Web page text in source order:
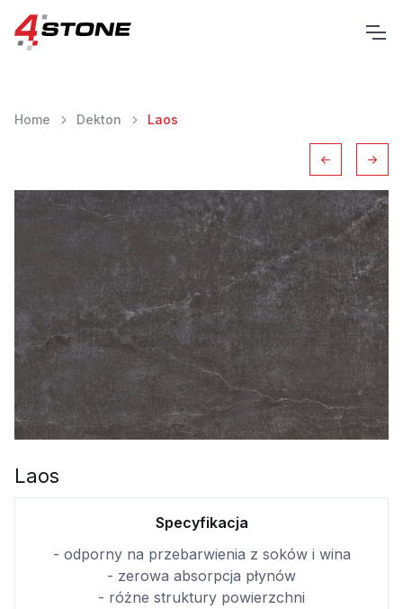
Home Dekton Laos
Laos
Specyfikacja
- odporny na przebarwienia z soków i wina
- zerowa absorpcja płynów
- różne struktury powierzchni